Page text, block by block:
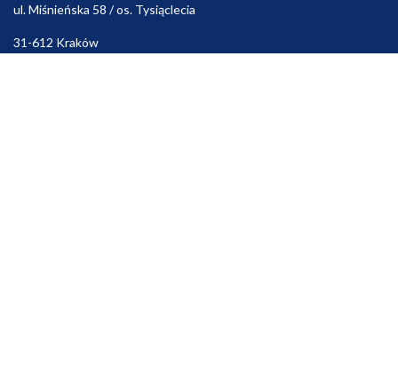
ul. Miśnieńska 58 / os. Tysiąclecia
31-612 Kraków